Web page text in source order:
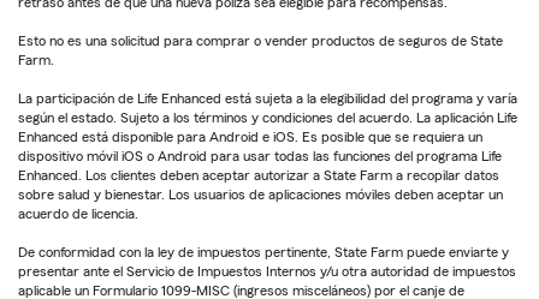
Esto no es una solicitud para comprar o vender productos de seguros de State
Farm.
La participación de Life Enhanced está sujeta a la elegibilidad del programa y varía
según el estado. Sujeto a los términos y condiciones del acuerdo. La aplicación Life
Enhanced está disponible para Android e iOS. Es posible que se requiera un
dispositivo móvil iOS o Android para usar todas las funciones del programa Life
Enhanced. Los clientes deben aceptar autorizar a State Farm a recopilar datos
sobre salud y bienestar. Los usuarios de aplicaciones móviles deben aceptar un
acuerdo de licencia.
De conformidad con la ley de impuestos pertinente, State Farm puede enviarte y
presentar ante el Servicio de Impuestos Internos y/u otra autoridad de impuestos
aplicable un Formulario 1099-MISC (ingresos misceláneos) por el canje de